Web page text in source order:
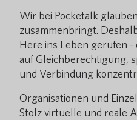
Wir bei Pocketalk
zusammenbringt.
Here ins Leben gerufen -
auf Gleichberechtigung,
und Verbindung
Organisationen und
Stolz virtuelle und reale